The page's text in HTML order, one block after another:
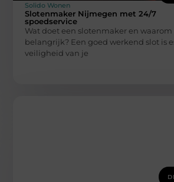
Solido Wonen
Slotenmaker Nijmegen met 24/7
spoedservice
Wat doet een slotenmaker en waarom
belangrijk? Een goed werkend slot is
veiligheid van je